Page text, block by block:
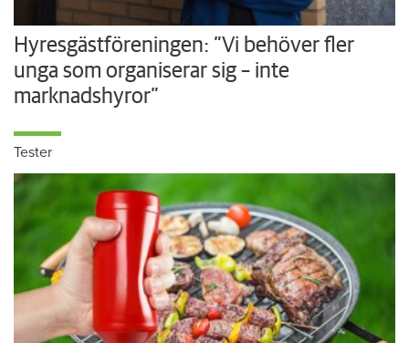
Hyresgästföreningen: ”Vi behöver fler
unga som organiserar sig – inte
marknadshyror”
Tester